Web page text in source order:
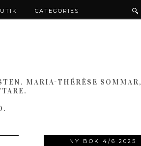
MARIA-THÉRÈSE SOMMAR,
NY BOK 4/6 2025
CATEGORIES